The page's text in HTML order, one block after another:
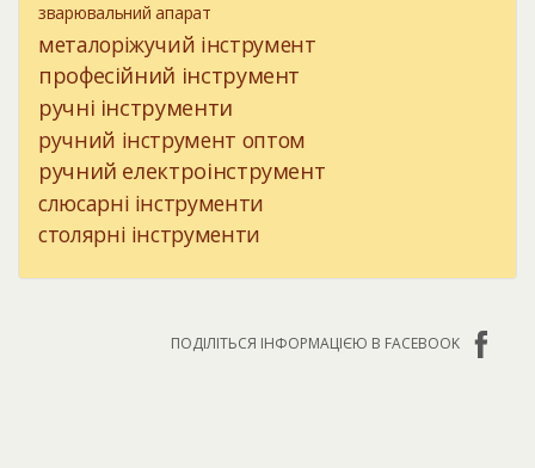
зварювальний апарат
металоріжучий інструмент
професійний інструмент
ручні інструменти
ручний інструмент оптом
ручний електроінструмент
слюсарні інструменти
столярні інструменти
ПОДІЛІТЬСЯ ІНФОРМАЦІЄЮ В FACEBOOK